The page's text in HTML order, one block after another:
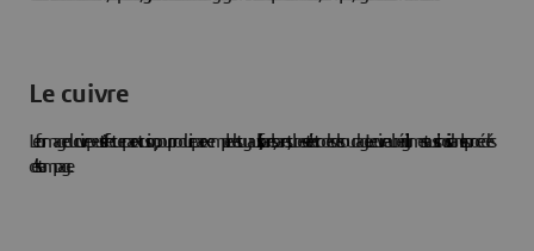
Le cuivre
Le formage du cuivre peut s’effectuer par extrusion, pour produire par exemple des tuyaux, fils, barres, barres, tubes et électrodes de soudage. Le cuivre au béryllium est aussi choisi dans les procédés
d’estampage.